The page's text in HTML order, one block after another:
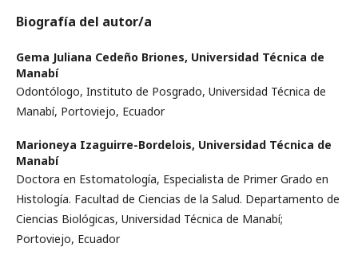
Biografía del autor/a
Gema Juliana Cedeño Briones, Universidad Técnica de
Manabí
Odontólogo, Instituto de Posgrado, Universidad Técnica de
Manabí, Portoviejo, Ecuador
Marioneya Izaguirre-Bordelois, Universidad Técnica de
Manabí
Doctora en Estomatología, Especialista de Primer Grado en
Histología. Facultad de Ciencias de la Salud. Departamento de
Ciencias Biológicas, Universidad Técnica de Manabí;
Portoviejo, Ecuador